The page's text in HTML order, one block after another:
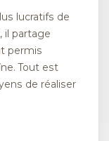
lucratifs de
il partage
permis
Tout est
de réaliser